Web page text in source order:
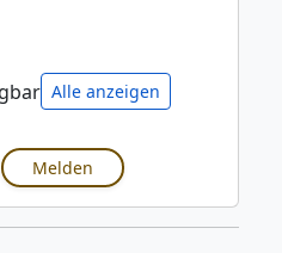
Alle anzeigen
Melden